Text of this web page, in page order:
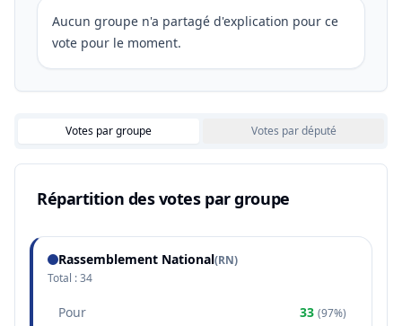
Aucun groupe n'a partagé d'explication pour ce
vote pour le moment.
Votes par groupe Votes par député
Répartition des votes par groupe
Rassemblement National(RN)
Total :34
Pour 33 (97%)